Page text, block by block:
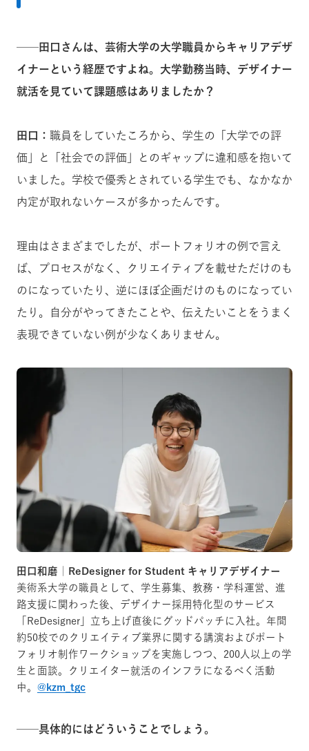
──田口さんは、芸術大学の大学職員からキャリアデザ
イナーという経歴ですよね。大学勤務当時、デザイナー
就活を見ていて課題感はありましたか？
田口： 職員をしていたころから、学生の「大学での評
価」と「社会での評価」とのギャップに違和感を抱いて
いました。学校で優秀とされている学生でも、なかなか
内定が取れないケースが多かったんです。
理由はさまざまでしたが、ポートフォリオの例で言え
ば、プロセスがなく、クリエイティブを載せただけのも
のになっていたり、逆にほぼ企画だけのものになってい
たり。自分がやってきたことや、伝えたいことをうまく
表現できていない例が少なくありません。
田口和磨｜ReDesigner for Student キャリアデザイナー
美術系大学の職員として、学生募集、教務・学科運営、進
路支援に関わった後、デザイナー採用特化型のサービス
「ReDesigner」立ち上げ直後にグッドパッチに入社。年間
約50校でのクリエイティブ業界に関する講演およびポート
フォリオ制作ワークショップを実施しつつ、200人以上の学
生と面談。クリエイター就活のインフラになるべく活動
中。 @kzm_tgc
──具体的にはどういうことでしょう。